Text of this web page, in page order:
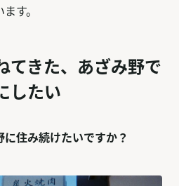
す。
てきた、あざみ野で
したい
住み続けたいですか？